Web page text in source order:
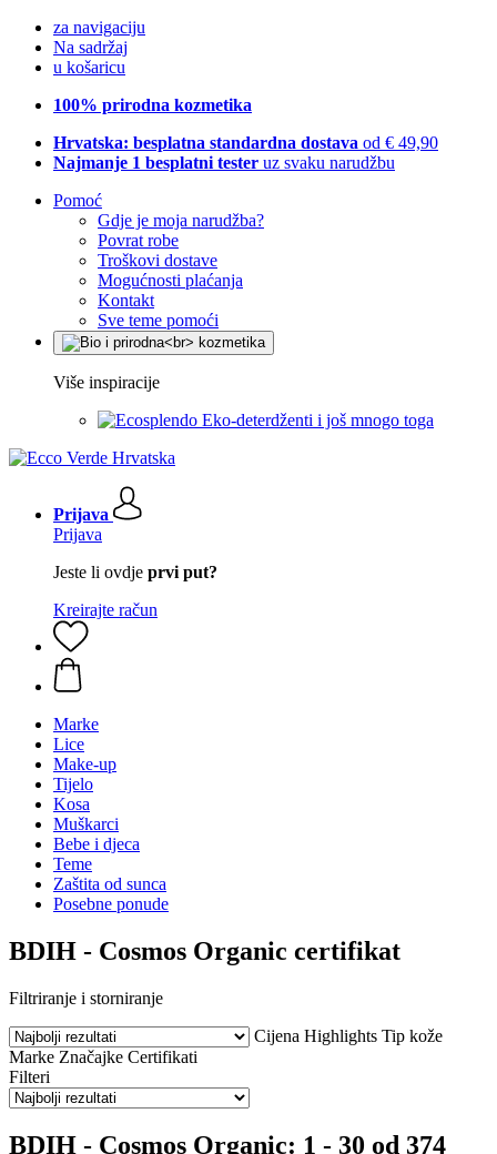
za navigaciju
Na sadržaj
u košaricu
100% prirodna kozmetika
Hrvatska: besplatna standardna dostava od € 49,90
Najmanje 1 besplatni tester uz svaku narudžbu
Pomoć
Gdje je moja narudžba?
Povrat robe
Troškovi dostave
Mogućnosti plaćanja
Kontakt
Sve teme pomoći
Više inspiracije
Eko-deterdženti i još mnogo toga
Prijava
Prijava
Jeste li ovdje prvi put?
Kreirajte račun
Marke
Lice
Make-up
Tijelo
Kosa
Muškarci
Bebe i djeca
Teme
Zaštita od sunca
Posebne ponude
BDIH - Cosmos Organic certifikat
Filtriranje i storniranje
Cijena Highlights Tip kože
Marke Značajke Certifikati
Filteri
BDIH - Cosmos Organic: 1 - 30 od 374